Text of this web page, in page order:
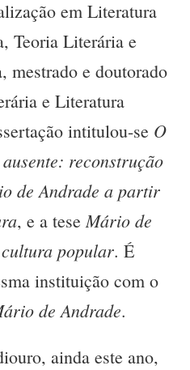
em Literatura
Teoria Literária e
mestrado e doutorado
e Literatura
intitulou-se O
reconstrução
de Andrade a partir
, e a teseMário de
popular. É
instituição com o
de Andrade.
ainda este ano,